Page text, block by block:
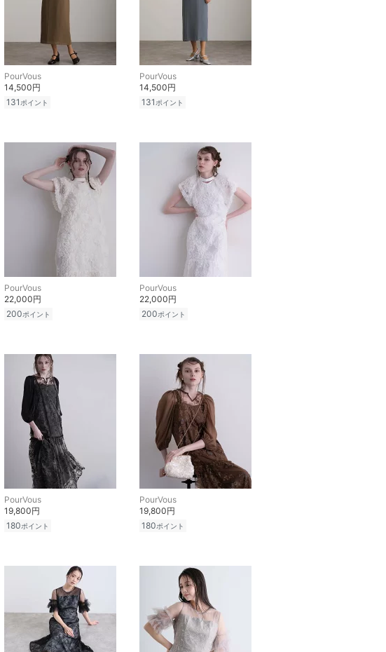
PourVous
14,500円
131 ポイント
PourVous
14,500円
131ポイント
PourVous
22,000円
200ポイント
PourVous
22,000円
200ポイント
PourVous
19,800円
180ポイント
PourVous
19,800円
180ポイント